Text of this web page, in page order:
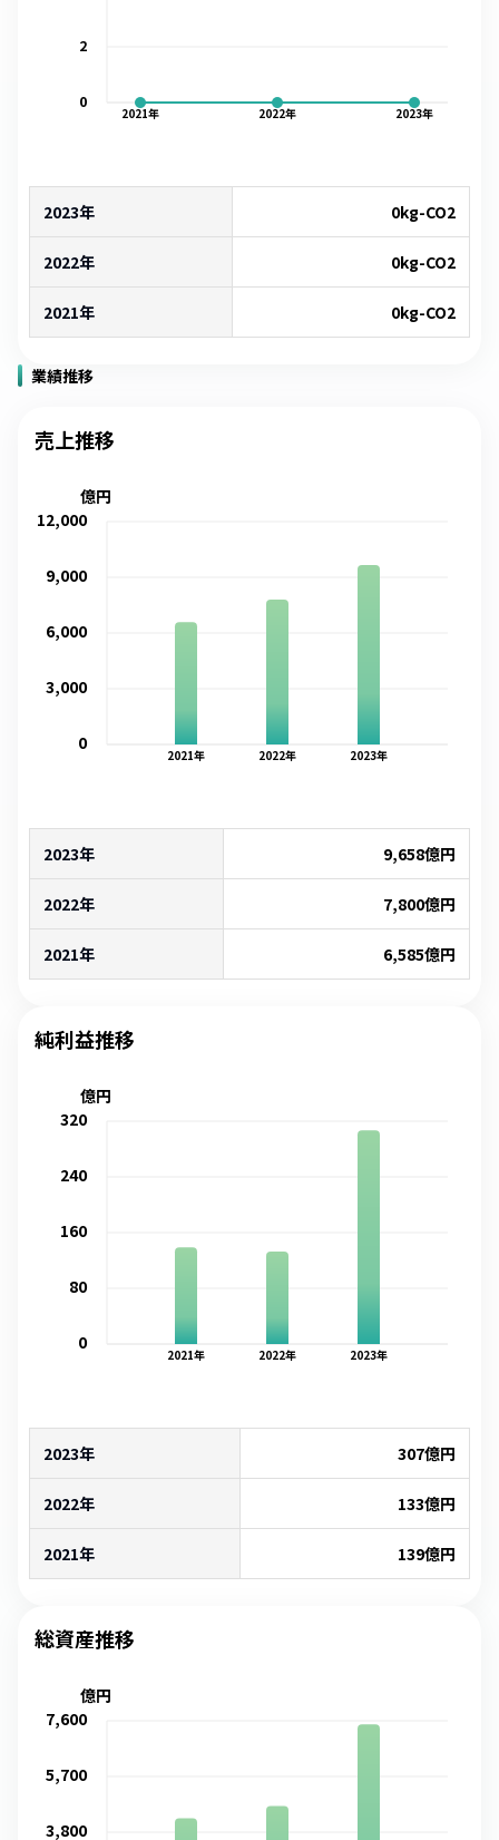
2021年 2022年 2023年
0
2
2023年 0kg-CO2
2022年 0kg-CO2
2021年 0kg-CO2
業績推移
売上推移
2021年 2022年 2023年
0
3,000
6,000
9,000
12,000
億円
2023年 9,658億円
2022年 7,800億円
2021年 6,585億円
純利益推移
2021年 2022年 2023年
0
80
160
240
320
億円
2023年 307億円
2022年 133億円
2021年 139億円
総資産推移
3,800
5,700
7,600
億円